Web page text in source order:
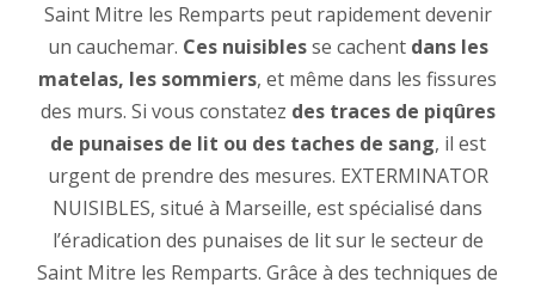
Saint Mitre les Remparts peut rapidement devenir
un cauchemar. Ces nuisiblesse cachent dans les
matelas, les sommiers, et même dans les fissures
des murs. Si vous constatez des traces de piqûres
de punaises de lit ou des taches de sang, il est
urgent de prendre des mesures. EXTERMINATOR
NUISIBLES, situé à Marseille, est spécialisé dans
l’éradication des punaises de lit sur le secteur de
Saint Mitre les Remparts. Grâce à des techniques de